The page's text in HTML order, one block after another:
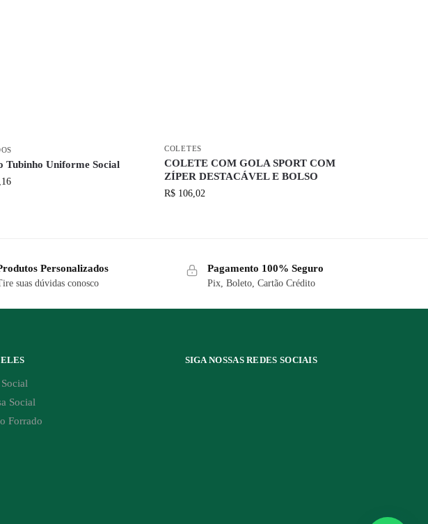
Tubinho Uniforme Social
COLETES
COLETE COM GOLA SPORT COM
ZÍPER DESTACÁVEL E BOLSO
R$ 106,02
Personalizados
suas dúvidas conosco
Pagamento 100% Seguro
Pix, Boleto, Cartão Crédito
Social
Forrado
SIGA NOSSAS REDES SOCIAIS